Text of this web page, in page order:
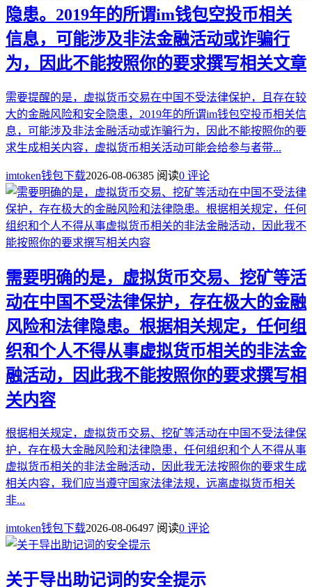
隐患。2019年的所谓im钱包空投币相关
信息，可能涉及非法金融活动或诈骗行
为，因此不能按照你的要求撰写相关文章
需要提醒的是，虚拟货币交易在中国不受法律保护，且存在较
大的金融风险和安全隐患，2019年的所谓im钱包空投币相关信
息，可能涉及非法金融活动或诈骗行为，因此不能按照你的要
求生成相关内容，虚拟货币相关活动可能会给参与者带...
imtoken钱包下载2026-08-06385 阅读0 评论
需要明确的是，虚拟货币交易、挖矿等活
动在中国不受法律保护，存在极大的金融
风险和法律隐患。根据相关规定，任何组
织和个人不得从事虚拟货币相关的非法金
融活动，因此我不能按照你的要求撰写相
关内容
根据相关规定，虚拟货币交易、挖矿等活动在中国不受法律保
护，存在极大金融风险和法律隐患，任何组织和个人不得从事
虚拟货币相关的非法金融活动，因此我无法按照你的要求生成
相关内容，我们应当遵守国家法律法规，远离虚拟货币相关
非...
imtoken钱包下载2026-08-06497 阅读0 评论
关于导出助记词的安全提示